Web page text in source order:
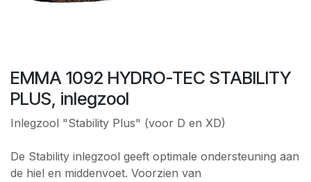
EMMA 1092 HYDRO-TEC STABILITY
PLUS, inlegzool
Inlegzool "Stability Plus" (voor D en XD)
De Stability inlegzool geeft optimale ondersteuning aan
de hiel en middenvoet. Voorzien van